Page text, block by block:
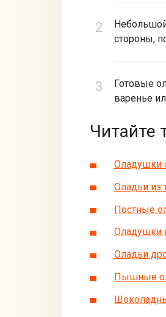
стороны,
Готовые
варенье
Читайте
Оладушки
Оладьи из
Постные
Оладушки
Оладьи
Пышные